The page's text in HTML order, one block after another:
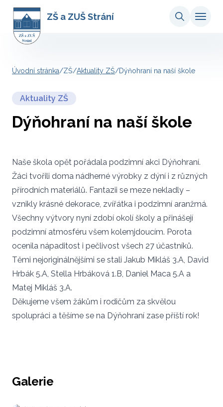
ZŠ a ZUŠ Strání
Úvodní stránka/ZŠ/Aktuality ZŠ/Dýňohraní na naší škole
Aktuality ZŠ
Dýňohraní na naší škole
Naše škola opět pořádala podzimní akci Dýňohraní.
Žáci tvořili doma nádherné výrobky z dýní i z různých
přírodních materiálů. Fantazii se meze nekladly –
vznikly krásné dekorace, zvířátka i podzimní aranžmá.
Všechny výtvory nyní zdobí okolí školy a přinášejí
podzimní atmosféru všem kolemjdoucím. Porota
ocenila nápaditost i pečlivost všech 27 účastníků.
Těmi nejoriginálnějšími se stali Jakub Mikláš 3.A, David
Hrbák 5.A, Stella Hrbáková 1.B, Daniel Maca 5.A a
Matej Mikláš 3.A.
Děkujeme všem žákům i rodičům za skvělou
spolupráci a těšíme se na Dýňohraní zase příští rok!
Galerie